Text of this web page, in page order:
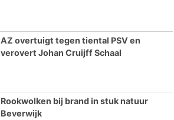
AZ overtuigt tegen tiental PSV en
verovert Johan Cruijff Schaal
Rookwolken bij brand in stuk natuur
Beverwijk